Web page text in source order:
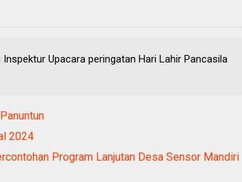
Upacara peringatan Hari Lahir Pancasila
2024
Program Lanjutan Desa Sensor Mandiri